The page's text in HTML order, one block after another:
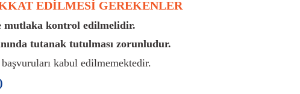
EDİLMESİ GEREKENLER
mutlaka kontrol edilmelidir.
tutanak tutulması zorunludur.
kabul edilmemektedir.